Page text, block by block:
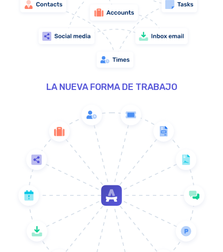
LA NUEVA FORMA DE TRABAJO